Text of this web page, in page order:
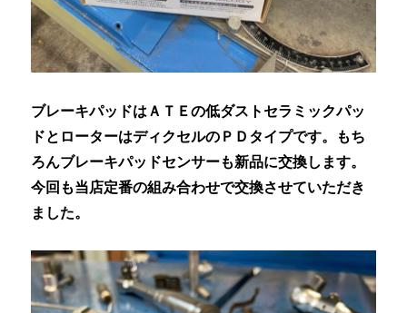
ブレーキパッドはＡＴＥの低ダストセラミックパッ
ドとローターはディクセルのＰＤタイプです。もち
ろんブレーキパッドセンサーも新品に交換します。
今回も当店定番の組み合わせで交換させていただき
ました。